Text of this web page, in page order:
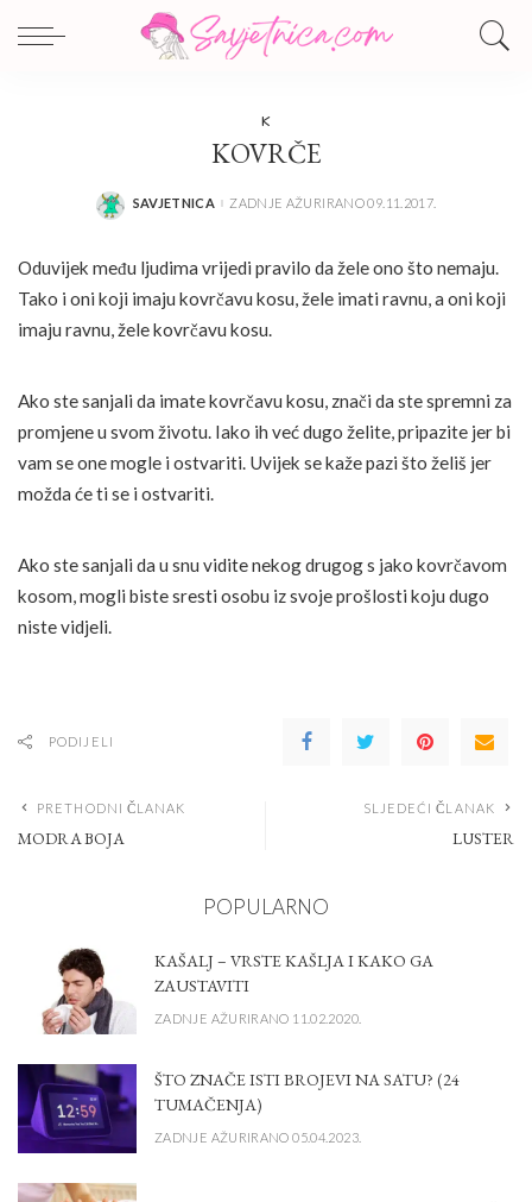
K
KOVRČE
POSTED
SAVJETNICA ZADNJE AŽURIRANO 09.11.2017.
Oduvijek među ljudima vrijedi pravilo da žele ono što nemaju.
Tako i oni koji imaju kovrčavu kosu, žele imati ravnu, a oni koji
imaju ravnu, žele kovrčavu kosu.
Ako ste sanjali da imate kovrčavu kosu, znači da ste spremni za
promjene u svom životu. Iako ih već dugo želite, pripazite jer bi
vam se one mogle i ostvariti. Uvijek se kaže pazi što želiš jer
možda će ti se i ostvariti.
Ako ste sanjali da u snu vidite nekog drugog s jako kovrčavom
kosom, mogli biste sresti osobu iz svoje prošlosti koju dugo
niste vidjeli.
PODIJELI
PRETHODNI ČLANAK
MODRA BOJA
SLJEDEĆI ČLANAK
LUSTER
POPULARNO
KAŠALJ – VRSTE KAŠLJA I KAKO GA
ZAUSTAVITI
ZADNJE AŽURIRANO 11.02.2020.
ŠTO ZNAČE ISTI BROJEVI NA SATU? (24
TUMAČENJA)
ZADNJE AŽURIRANO 05.04.2023.